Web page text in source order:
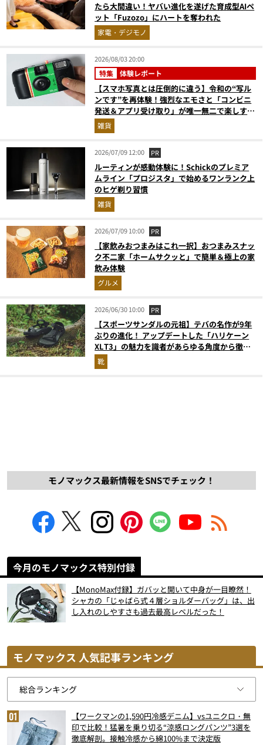
たら大間違い！ヤバい進化を遂げた育成型AIペ
ット「Fuzozo」にハートを奪われた
家電・デジモノ
2026/08/03 20:00
特集 体験レポート
【スマホ写真とは圧倒的に違う】令和の“写ル
ンです”を再体験！強烈なエモさと「コンビニ
発送＆アプリ受け取り」が唯一無二で楽しすぎ
た雑貨
2026/07/09 12:00 PR
ルーティンが感動体験に！Schickのプレミア
ムライン「プロジスタ」で始めるワンランク上
のヒゲ剃り習慣
雑貨
2026/07/09 10:00 PR
【家飲みおつまみはこれ一択】おつまみスナッ
ク不二家「ホームサクッと」で簡単＆極上の家
飲み体験
グルメ
2026/06/30 10:00 PR
【スポーツサンダルの元祖】テバの名作が9年
ぶりの進化！ アップデートした「ハリケーン
XLT3」の魅力を識者があらゆる角度から徹底
解説！
靴
モノマックス最新情報をSNSでチェック！
今月のモノマックス特別付録
【MonoMax付録】ガバッと開いて中身が一目瞭然！
シャカの「じゃばら式４層ショルダーバッグ」は、出
し入れのしやすさも過去最高レベルだった！
モノマックス 人気記事ランキング
【ワークマンの1,590円冷感デニム】vsユニクロ・無
印で比較！猛暑を乗り切る“涼感ロングパンツ”3選を
徹底解剖。接触冷感から綿100%まで決定版